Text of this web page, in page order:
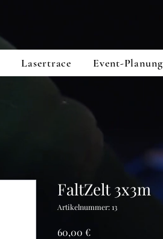
Lasertrace Event-Planung
FaltZelt 3x3m
Artikelnummer: 13
60,00 €Preis